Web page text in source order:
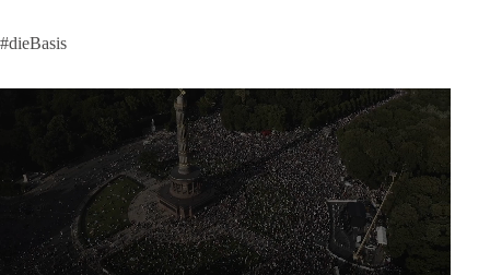
377
2 Tage(n) zuvor
Wusstest du, dass ein guter Antrag nicht besser oder schlechter
wird, nur weil er von einer bestimmten Partei kommt?
Sachsen-Anhalt braucht Lösungen für Schule, Pflege,
Wirtschaft, Infrastruktur und die Kommunen. Diese Probleme
#dieBasis